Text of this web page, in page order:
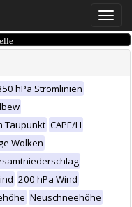
Toggle
hPa Stromlinien
Taupunkt CAPE/LI
Wolken
200 hPa Wind
Neuschneehöhe